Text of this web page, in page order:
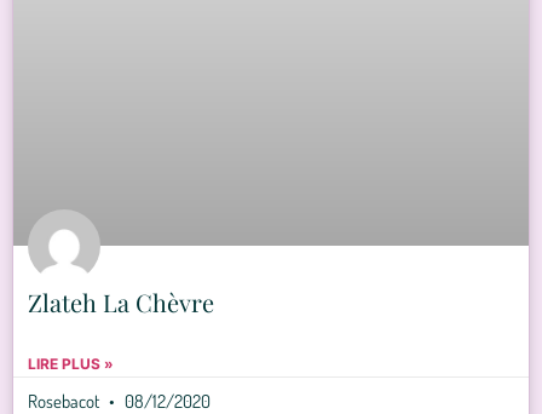
Zlateh La Chèvre
LIRE PLUS »
Rosebacot 08/12/2020